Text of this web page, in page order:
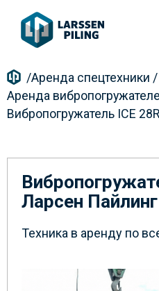
/Аренда спецтехники /
Аренда
Вибропогружатель ICE
Ларсен Пайлинг
Техника в аренду по